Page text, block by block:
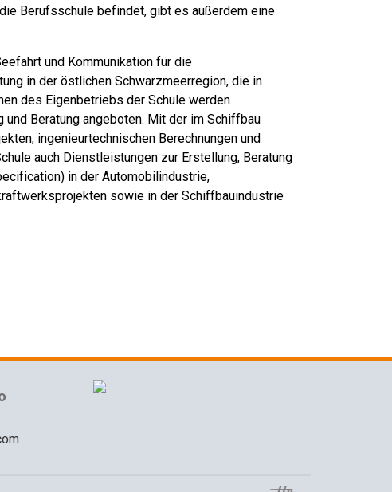
Berufsschule befindet, gibt es außerdem eine
und Kommunikation für die
in der östlichen Schwarzmeerregion, die in
des Eigenbetriebs der Schule werden
Beratung angeboten. Mit der im Schiffbau
ingenieurtechnischen Berechnungen und
auch Dienstleistungen zur Erstellung, Beratung
in der Automobilindustrie,
sowie in der Schiffbauindustrie